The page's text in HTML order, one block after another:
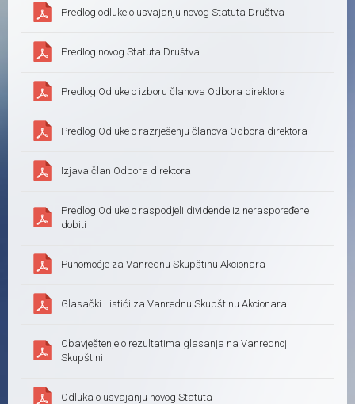
Predlog odluke o usvajanju novog Statuta Društva
Predlog novog Statuta Društva
Predlog Odluke o izboru članova Odbora direktora
Predlog Odluke o razrješenju članova Odbora direktora
Izjava član Odbora direktora
Predlog Odluke o raspodjeli dividende iz neraspoređene
dobiti
Punomoćje za Vanrednu Skupštinu Akcionara
Glasački Listići za Vanrednu Skupštinu Akcionara
Obavještenje o rezultatima glasanja na Vanrednoj
Skupštini
Odluka o usvajanju novog Statuta